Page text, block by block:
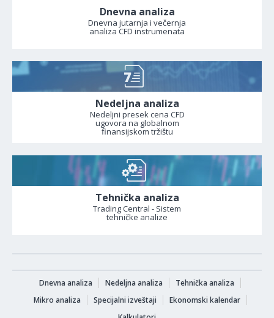
Dnevna analiza
Dnevna jutarnja i večernja
analiza CFD instrumenata
Nedeljna analiza
Nedeljni presek cena CFD
ugovora na globalnom
finansijskom tržištu
Tehnička analiza
Trading Central - Sistem
tehničke analize
Dnevna analiza Nedeljna analiza
Tehnička analiza
Mikro analiza
Specijalni izveštaji
Ekonomski kalendar